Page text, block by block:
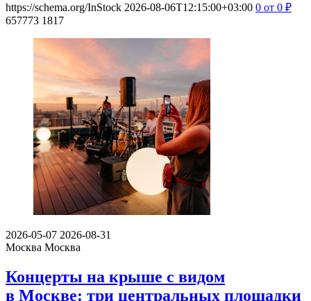
https://schema.org/InStock 2026-08-06T12:15:00+03:00 0 от 0 ₽
657773 1817
2026-05-07 2026-08-31
Москва Москва
Концерты на крыше с видом
в Москве: три центральных площадки